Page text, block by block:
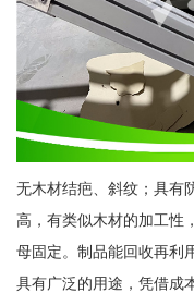
无木材结疤、斜纹；具有
高，有类似木材的加工性
母固定。制品能回收再利
具有广泛的用途，凭借成